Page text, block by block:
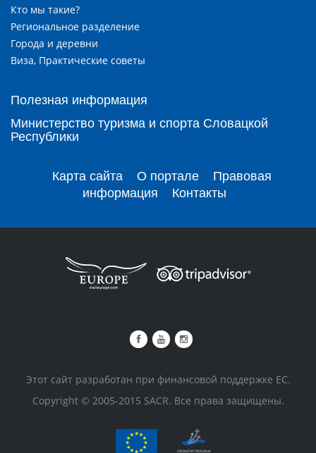
Кто мы такие?
Региональное разделение
Города и деревни
Виза, Практические советы
Полезная информация
Министерство туризма и спорта Словацкой
Республики
Карта сайта О портале
Правовая
информация
Контакты
Этот сайт разработан при финансовой поддержке ЕС.
Copyright © 2005-2015 SACR. Все права защищены.